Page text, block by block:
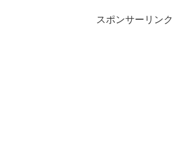
スポンサーリンク